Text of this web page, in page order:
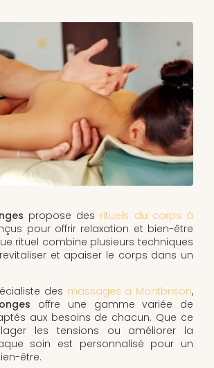
propose des rituels du corps à
pour offrir relaxation et bien-être
rituel combine plusieurs techniques
et apaiser le corps dans un
des massages à Montbrison,
offre une gamme variée de
aux besoins de chacun. Que ce
les tensions ou améliorer la
soin est personnalisé pour un
être.